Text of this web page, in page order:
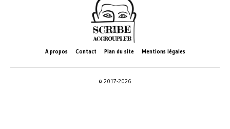
A propos Contact Plan du site Mentions légales
© 2017-2026